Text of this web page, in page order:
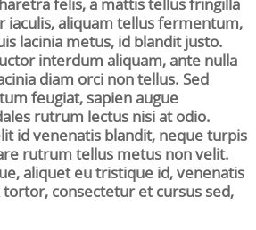
felis, a mattis tellus fringilla
iaculis, aliquam tellus fermentum,
lacinia metus, id blandit justo.
interdum aliquam, ante nulla
diam orci non tellus. Sed
feugiat, sapien augue
rutrum lectus nisi at odio.
id venenatis blandit, neque turpis
rutrum tellus metus non velit.
aliquet eu tristique id, venenatis
consectetur et cursus sed,